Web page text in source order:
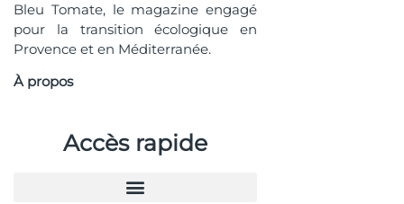
Bleu Tomate, le magazine engagé
pour la transition écologique en
Provence et en Méditerranée.
À propos
Accès rapide